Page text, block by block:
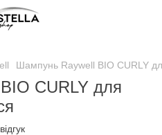
Шампунь Raywell BIO CURLY
CURLY для